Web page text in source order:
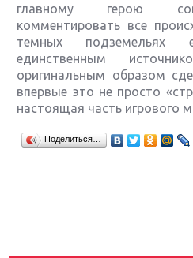
главному герою
комментировать все
темных
единственным
оригинальным образом
впервые это не просто
настоящая часть игрового
Поделиться…
Крупнейшие релизы мая:
Sony